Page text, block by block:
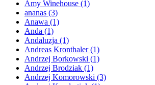
Amy Winehouse (1)
ananas (3)
Anawa (1)
Anda (1)
Andaluzja (1)
Andreas Kronthaler(1)
Andrzej Borkowski (1)
Andrzej Brodziak (1)
Andrzej Komorowski (3)